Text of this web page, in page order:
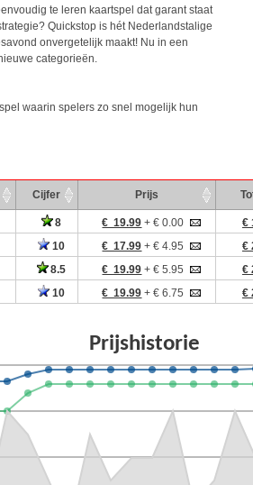
te leren kaartspel dat garant staat
Quickstop is hét Nederlandstalige
onvergetelijk maakt! Nu in een
categorieën.
waarin spelers zo snel mogelijk hun
Cijfer Prijs
8 € 19.99 + € 0.00
€
10 € 17.99 + € 4.95
€
8.5 € 19.99 + € 5.95
€
10 € 19.99 + € 6.75 €